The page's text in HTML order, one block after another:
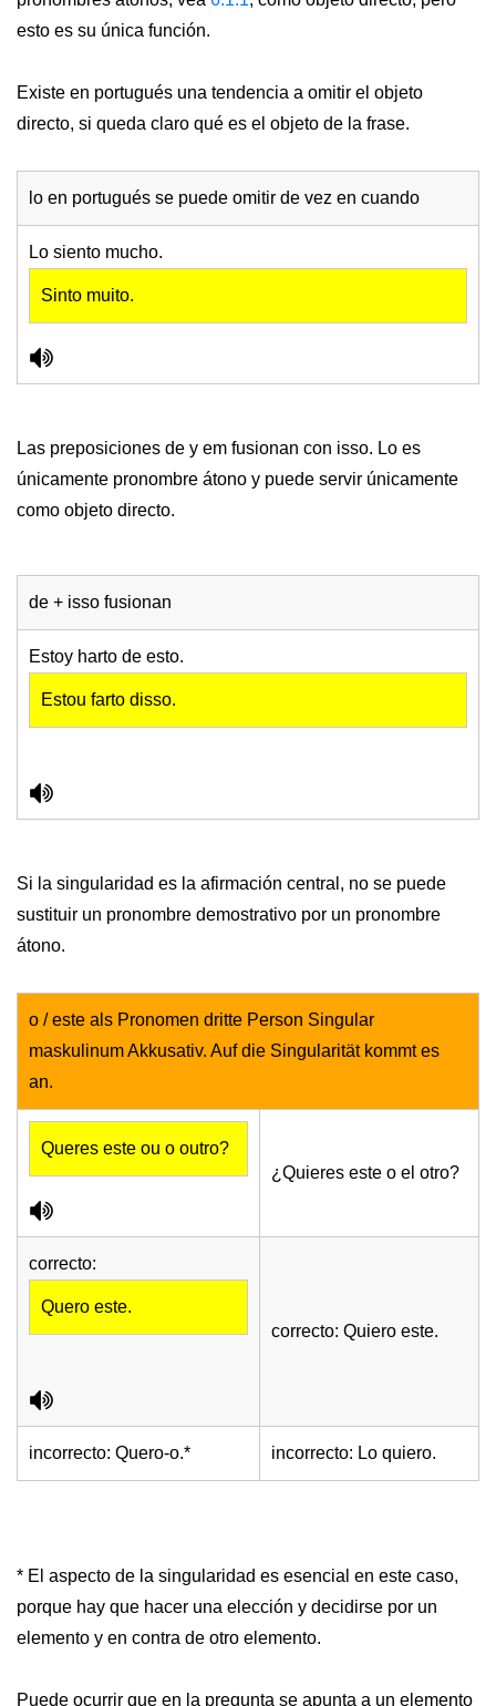
esto es su única función.
Existe en portugués una tendencia a omitir el objeto
directo, si queda claro qué es el objeto de la frase.
lo en portugués se puede omitir de vez en cuando
Lo siento mucho.
Sinto muito.
Las preposiciones de y em fusionan con isso. Lo es
únicamente pronombre átono y puede servir únicamente
como objeto directo.
de + isso fusionan
Estoy harto de esto.
Estou farto disso.
Si la singularidad es la afirmación central, no se puede
sustituir un pronombre demostrativo por un pronombre
átono.
o / este als Pronomen dritte Person Singular
maskulinum Akkusativ. Auf die Singularität kommt es
an.
Queres este ou o outro?
¿Quieres este o el otro?
correcto:
Quero este.
correcto: Quiero este.
incorrecto: Quero-o.* incorrecto: Lo quiero.
* El aspecto de la singularidad es esencial en este caso,
porque hay que hacer una elección y decidirse por un
elemento y en contra de otro elemento.
Puede ocurrir que en la pregunta se apunta a un elemento